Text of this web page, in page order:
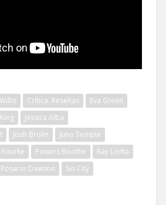
Crítica. Reseñas
Eva Green
Jessica Alba
Josh Brolin
Juno Temple
Powers Boothe
Ray Liotta
Rosario Dawson
Sin City